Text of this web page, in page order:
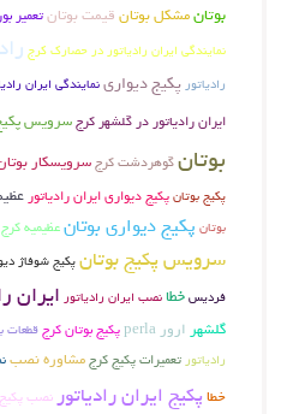
بوتانمشکل بوتان قیمت بوتانتعمیر
نمایندگی ایران رادیاتور در حصارک کرج
رادیاتورپکیج دیوارینمایندگی ایران
ایران رادیاتور در گلشهر کرجسرویس پکیج
بوتانگوهردشت کرجسرویسکار
پکیج بوتانپکیج دیواری ایران رادیاتور
بوتان پکیج دیواری بوتانعظیمیه کرج
سرویس پکیج بوتانپکیج شوفاژ
فردیسخطا نصب ایران رادیاتور ایران
گلشهر ارور perla پکیج بوتان کرج قطعات
رادیاتورتعمیرات پکیج کرجمشاوره نصب
خطا پکیج ایران رادیاتورنصب